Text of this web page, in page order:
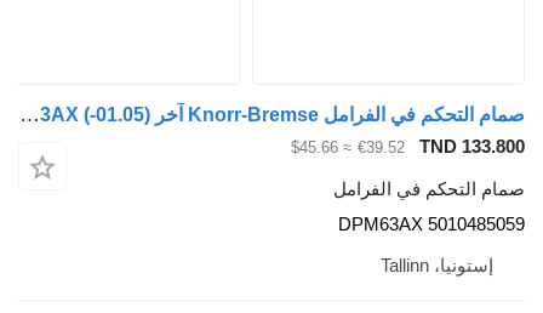
صمام التحكم في الفرامل Knorr-Bremse آخر (01.05-) DPM63AX لـ الباصات Irisbus Access, Evadys, Axer, Karosa, Recreo, Domino, Agora, Citelis, Eurorider (1999-)
TND
€39.52
≈ $45.66
التحكم في الفرامل
DPM63AX
إستونيا، Tallinn